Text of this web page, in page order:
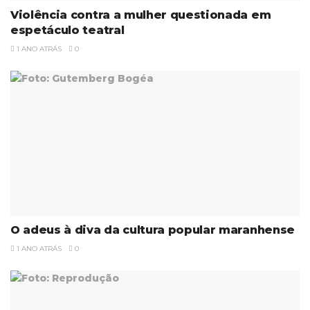
Violência contra a mulher questionada em
espetáculo teatral
1 ANO ATRÁS 0
O adeus à diva da cultura popular maranhense
1 ANO ATRÁS 0